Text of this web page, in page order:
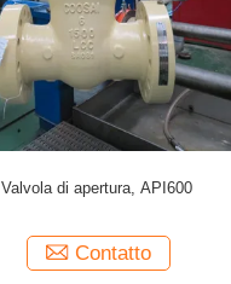
Valvola di apertura, API600
Contatto